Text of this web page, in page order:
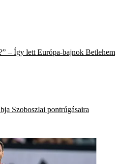
– Így lett Európa-bajnok Betlehem
Szoboszlai pontrúgásaira